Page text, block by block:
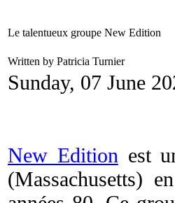
Le talentueux groupe New Edition
Written by Patricia Turnier
Sunday, 07 June
New Edition est
(Massachusetts)